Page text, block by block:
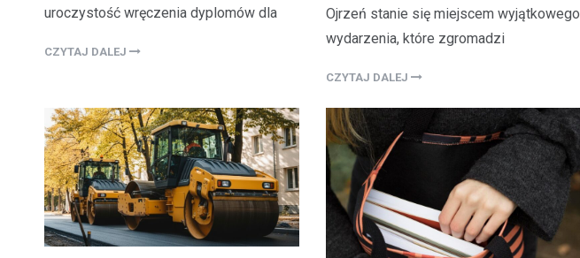
uroczystość wręczenia dyplomów dla
CZYTAJ DALEJ
Ojrzeń stanie się miejscem wyjątkowego
wydarzenia, które zgromadzi
CZYTAJ DALEJ